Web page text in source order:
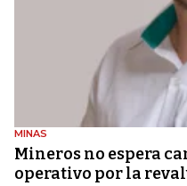
MINAS
Mineros no espera
operativo por la